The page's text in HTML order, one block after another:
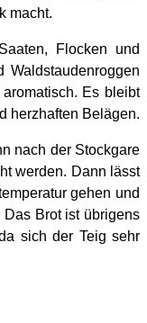
macht.
Flocken und
Es bleibt
herzhaften Belägen.
nach der Stockgare
werden. Dann lässt
gehen und
Brot ist übrigens
sich der Teig sehr